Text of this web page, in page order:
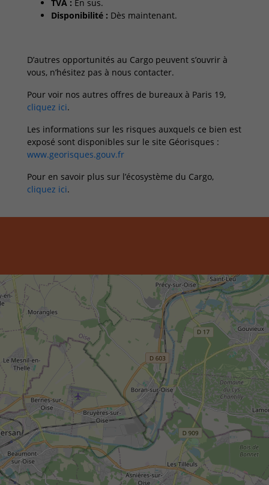
TVA : En sus.
Disponibilité : Dès maintenant.
D’autres opportunités au Cargo peuvent s’ouvrir à
vous, n’hésitez pas à nous contacter.
Pour voir nos autres offres de bureaux à Paris 19,
cliquez ici.
Les informations sur les risques auxquels ce bien est
exposé sont disponibles sur le site Géorisques :
www.georisques.gouv.fr
Pour en savoir plus sur l’écosystème du Cargo,
cliquez ici.